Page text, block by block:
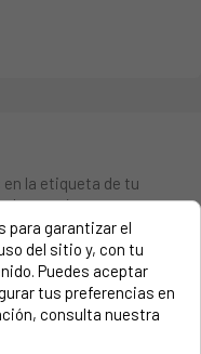
en la etiqueta de tu
por números y
ELITE Y
para garantizar el
del sitio y, con tu
Puedes aceptar
tus preferencias en
consulta nuestra